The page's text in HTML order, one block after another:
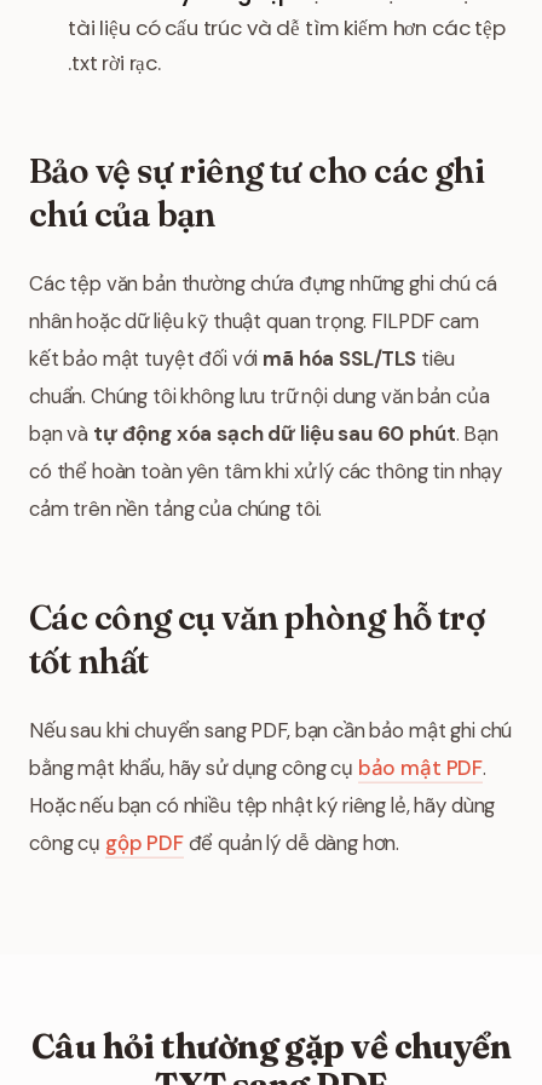
tài liệu có cấu trúc và dễ tìm kiếm hơn các tệp
.txt rời rạc.
Bảo vệ sự riêng tư cho các ghi
chú của bạn
Các tệp văn bản thường chứa đựng những ghi chú cá
nhân hoặc dữ liệu kỹ thuật quan trọng. FILPDF cam
kết bảo mật tuyệt đối với mã hóa SSL/TLS tiêu
chuẩn. Chúng tôi không lưu trữ nội dung văn bản của
bạn và tự động xóa sạch dữ liệu sau 60 phút. Bạn
có thể hoàn toàn yên tâm khi xử lý các thông tin nhạy
cảm trên nền tảng của chúng tôi.
Các công cụ văn phòng hỗ trợ
tốt nhất
Nếu sau khi chuyển sang PDF, bạn cần bảo mật ghi chú
bằng mật khẩu, hãy sử dụng công cụ bảo mật PDF.
Hoặc nếu bạn có nhiều tệp nhật ký riêng lẻ, hãy dùng
công cụ gộp PDFđể quản lý dễ dàng hơn.
Câu hỏi thường gặp về chuyển